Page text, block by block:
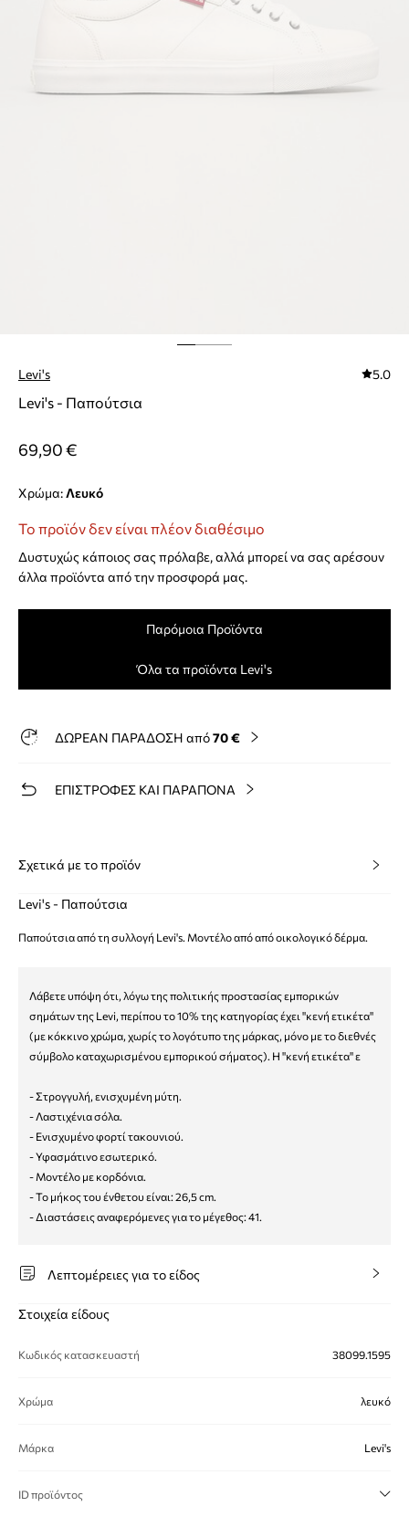
Levi's 5.0
Levi's - Παπούτσια
69,90 €
Χρώμα: λευκό
Το προϊόν δεν είναι πλέον διαθέσιμο
Δυστυχώς κάποιος σας πρόλαβε, αλλά μπορεί να σας αρέσουν
άλλα προϊόντα από την προσφορά μας.
Παρόμοια Προϊόντα
Όλα τα προϊόντα Levi's
ΔΩΡΕΑΝ ΠΑΡΑΔΟΣΗ από70 €
ΕΠΙΣΤΡΟΦΕΣ ΚΑΙ ΠΑΡΑΠΟΝΑ
Σχετικά με το προϊόν
Levi's - Παπούτσια
Παπούτσια από τη συλλογή Levi's. Μοντέλο από από οικολογικό δέρμα.
Λάβετε υπόψη ότι, λόγω της πολιτικής προστασίας εμπορικών
σημάτων της Levi, περίπου το 10% της κατηγορίας έχει "κενή ετικέτα"
(με κόκκινο χρώμα, χωρίς το λογότυπο της μάρκας, μόνο με το διεθνές
σύμβολο καταχωρισμένου εμπορικού σήματος). Η "κενή ετικέτα" ε
- Στρογγυλή, ενισχυμένη μύτη.
- Λαστιχένια σόλα.
- Ενισχυμένο φορτί τακουνιού.
- Υφασμάτινο εσωτερικό.
- Μοντέλο με κορδόνια.
- Το μήκος του ένθετου είναι: 26,5 cm.
- Διαστάσεις αναφερόμενες για το μέγεθος: 41.
Λεπτομέρειες για το είδος
Στοιχεία είδους
Κωδικός κατασκευαστή 38099.1595
Χρώμα λευκό
Μάρκα Levi's
ID προϊόντος